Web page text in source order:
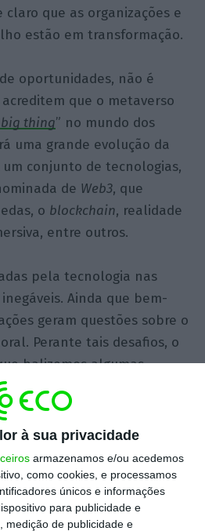
à sua privacidade
armazenamos e/ou acedemos
como cookies, e processamos
únicos e informações
para publicidade e
medição de publicidade e
claro que as organizações e
estão em transformação.
oportunidades, não é
que o metaverso
thing” no mundo dos
uma grande evolução da
conjunto de tecnologias,
de Web3, que
o blockchain, realidade
entre outros.
pela tecnologia nas
Ainda que bem-
geram questões sobre o
Perante tais desafios, o
balizemos algumas
deixar de referir numa
séria, sobre o metaverso:
queixas de assédio
!
que os empregadores